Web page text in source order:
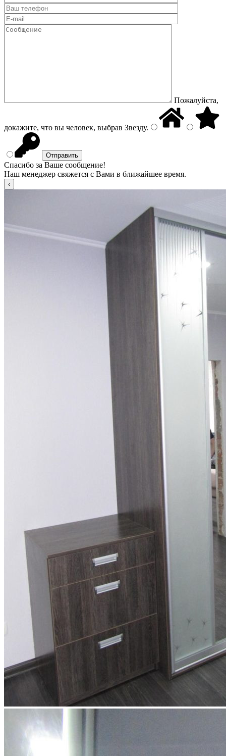
Пожалуйста,
докажите, что вы человек, выбрав Звезду.
Спасибо за Ваше сообщение!
Наш менеджер свяжется с Вами в ближайшее время.